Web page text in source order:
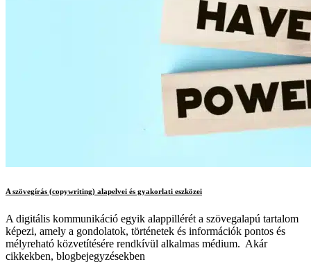
A szövegírás (copywriting) alapelvei és gyakorlati eszközei
A digitális kommunikáció egyik alappillérét a szövegalapú tartalom
képezi, amely a gondolatok, történetek és információk pontos és
mélyreható közvetítésére rendkívül alkalmas médium. Akár
cikkekben, blogbejegyzésekben